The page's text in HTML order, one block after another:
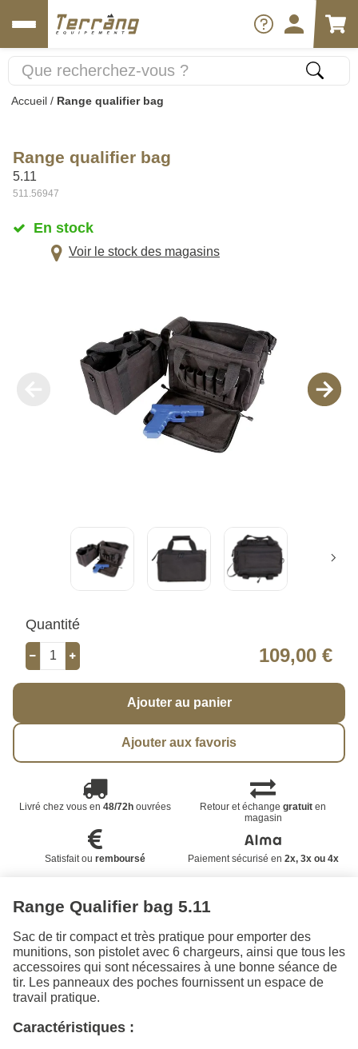
Accueil / Range qualifier bag
Range qualifier bag
5.11
511.56947
En stock
Voir le stock des magasins
Quantité
109,00 €
Ajouter au panier
Ajouter aux favoris
Livré chez vous en 48/72houvrées Retour et échangegratuit en
magasin
Satisfait ou remboursé Paiement sécurisé en 2x, 3x ou 4x
Range Qualifier bag 5.11
Sac de tir compact et très pratique pour emporter des
munitions, son pistolet avec 6 chargeurs, ainsi que tous les
accessoires qui sont nécessaires à une bonne séance de
tir. Les panneaux des poches fournissent un espace de
travail pratique.
Caractéristiques :